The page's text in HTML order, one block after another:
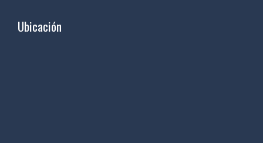
Ubicación